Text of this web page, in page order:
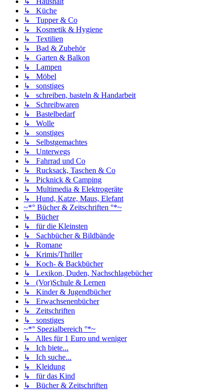
↳ Küche
↳ Tupper & Co
↳ Kosmetik & Hygiene
↳ Textilien
↳ Bad & Zubehör
↳ Garten & Balkon
↳ Lampen
↳ Möbel
↳ sonstiges
↳ schreiben, basteln & Handarbeit
↳ Schreibwaren
↳ Bastelbedarf
↳ Wolle
↳ sonstiges
↳ Selbstgemachtes
↳ Unterwegs
↳ Fahrrad und Co
↳ Rucksack, Taschen & Co
↳ Picknick & Camping
↳ Multimedia & Elektrogeräte
↳ Hund, Katze, Maus, Elefant
~*° Bücher & Zeitschriften °*~
↳ Bücher
↳ für die Kleinsten
↳ Sachbücher & Bildbände
↳ Romane
↳ Krimis/Thriller
↳ Koch- & Backbücher
↳ Lexikon, Duden, Nachschlagebücher
↳ (Vor)Schule & Lernen
↳ Kinder & Jugendbücher
↳ Erwachsenenbücher
↳ Zeitschriften
↳ sonstiges
~*° Spezialbereich °*~
↳ Alles für 1 Euro und weniger
↳ Ich biete...
↳ Ich suche...
↳ Kleidung
↳ für das Kind
↳ Bücher & Zeitschriften